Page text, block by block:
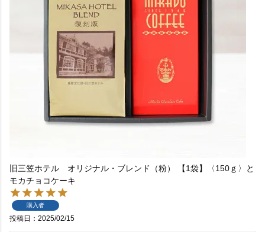
旧三笠ホテル オリジナル・ブレンド（粉） 【1袋】〈150ｇ〉と
モカチョコケーキ
購入者
投稿日 2025/02/15